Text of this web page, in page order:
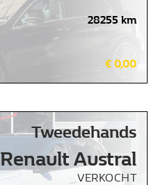
28255 km
€ 0,00
Tweedehands
Renault Austral
VERKOCHT